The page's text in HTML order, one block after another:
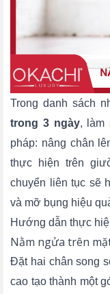
Trong danh sách
trong 3 ngày, làm
pháp: nâng chân
thực hiện trên
chuyển liên tục sẽ
và mỡ bụng hiệu
Hướng dẫn thực
Nằm ngửa trên
Đặt hai chân song
cao tạo thành một